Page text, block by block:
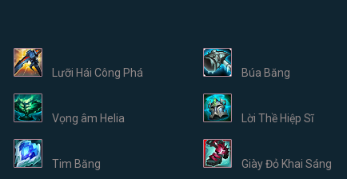
Lưỡi Hái Công Phá Búa Băng
Vọng âm Helia Lời Thề Hiệp Sĩ
Tim Băng Giày Đỏ Khai Sáng